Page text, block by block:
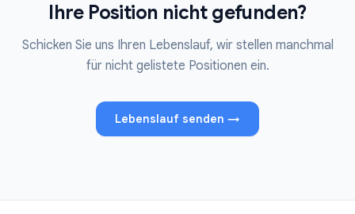
Ihre Position nicht gefunden?
Schicken Sie uns Ihren Lebenslauf, wir stellen manchmal
für nicht gelistete Positionen ein.
Lebenslauf senden →